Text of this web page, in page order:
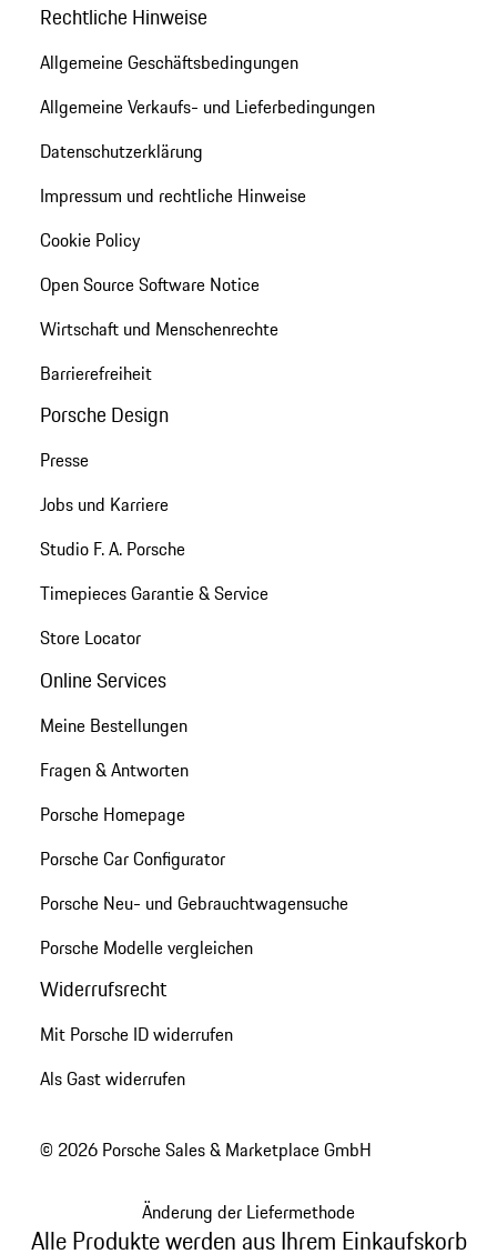
Rechtliche Hinweise
Allgemeine Geschäftsbedingungen
Allgemeine Verkaufs- und Lieferbedingungen
Datenschutzerklärung
Impressum und rechtliche Hinweise
Cookie Policy
Open Source Software Notice
Wirtschaft und Menschenrechte
Barrierefreiheit
Porsche Design
Presse
Jobs und Karriere
Studio F. A. Porsche
Timepieces Garantie & Service
Store Locator
Online Services
Meine Bestellungen
Fragen & Antworten
Porsche Homepage
Porsche Car Configurator
Porsche Neu- und Gebrauchtwagensuche
Porsche Modelle vergleichen
Widerrufsrecht
Mit Porsche ID widerrufen
Als Gast widerrufen
© 2026 Porsche Sales & Marketplace GmbH
Änderung der Liefermethode
Alle Produkte werden aus Ihrem Einkaufskorb